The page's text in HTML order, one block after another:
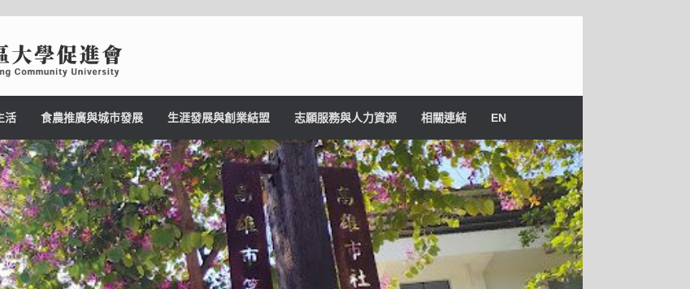
活 食農推廣與城市發展 生涯發展與創業結盟 志願服務與人力資源 相關連結 EN